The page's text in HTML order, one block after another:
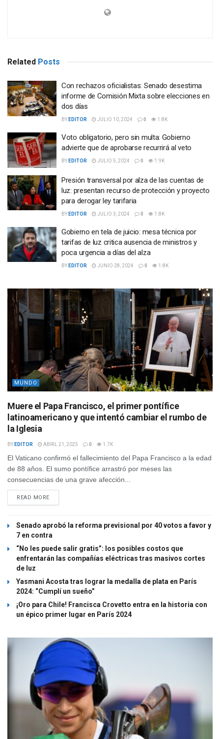
Related Posts
Con rechazos oficialistas: Senado desestima
informe de Comisión Mixta sobre elecciones en
dos días
BY EDITOR JULIO 10, 2024 0 1.8K
Voto obligatorio, pero sin multa: Gobierno
advierte que de aprobarse recurrirá al veto
BY EDITOR JULIO 5, 2024 0 1.9K
Presión transversal por alza de las cuentas de
luz: presentan recurso de protección y proyecto
para derogar ley tarifaria
BY EDITOR JULIO 3, 2024 0 1.8K
Gobierno en tela de juicio: mesa técnica por
tarifas de luz critica ausencia de ministros y
poca urgencia a días del alza
BY EDITOR JUNIO 28, 2024 0 1.8K
MUNDO
Muere el Papa Francisco, el primer pontífice
latinoamericano y que intentó cambiar el rumbo de
la Iglesia
BY EDITOR ABRIL 21, 2025 0 1.7K
El Vaticano confirmó el fallecimiento del Papa Francisco a la edad
de 88 años. El sumo pontífice arrastró por meses las
consecuencias de una grave afección...
READ MORE
Senado aprobó la reforma previsional por 40 votos a favor y
7 en contra
“No les puede salir gratis”: los posibles costos que
enfrentarán las compañías eléctricas tras masivos cortes
de luz
Yasmani Acosta tras lograr la medalla de plata en París
2024: “Cumplí un sueño”
¡Oro para Chile! Francisca Crovetto entra en la historia con
un épico primer lugar en París 2024